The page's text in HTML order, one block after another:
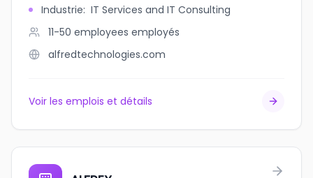
Industrie: IT Services and IT Consulting
11-50 employees employés
alfredtechnologies.com
Voir les emplois et détails